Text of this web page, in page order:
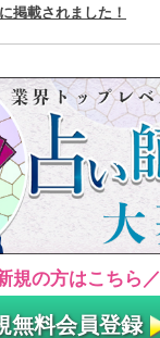
掲載されました！
規の方はこちら／
無料会員登録